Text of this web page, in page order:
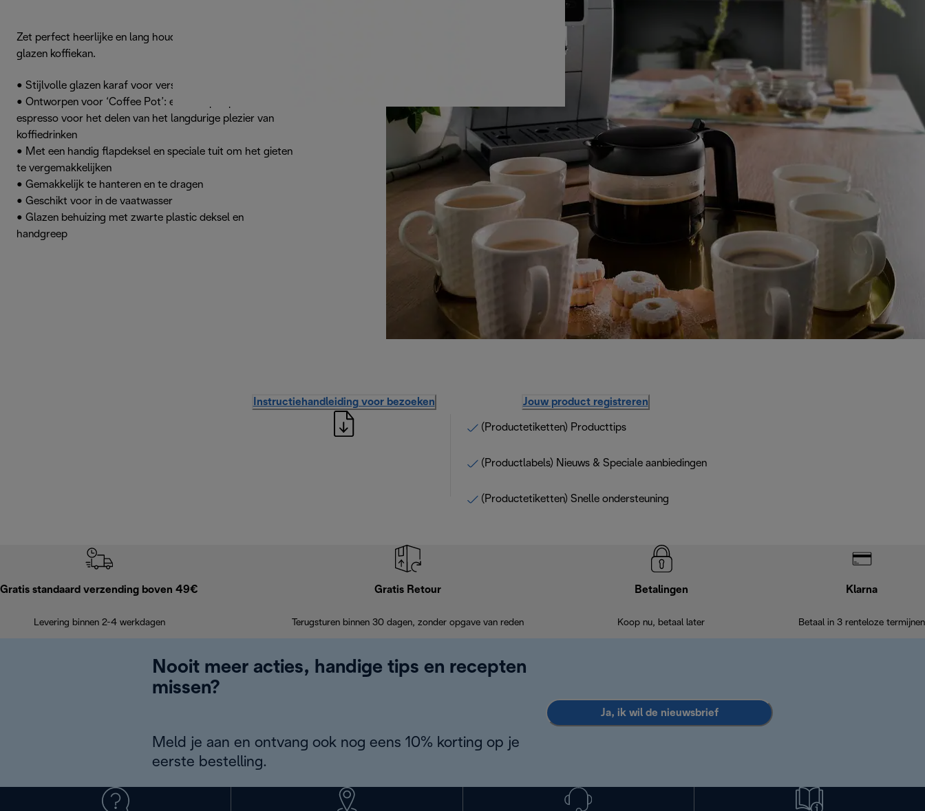
Zet perfect heerlijke en lang houdbare koffie met deze
glazen koffiekan.
• Stijlvolle glazen karaf voor verse koffie
• Ontworpen voor ‘Coffee Pot’: een recept op basis van
espresso voor het delen van het langdurige plezier van
koffiedrinken
• Met een handig flapdeksel en speciale tuit om het gieten
te vergemakkelijken
• Gemakkelijk te hanteren en te dragen
• Geschikt voor in de vaatwasser
• Glazen behuizing met zwarte plastic deksel en
handgreep
Instructiehandleiding voor bezoeken Jouw product registreren
(Productetiketten) Producttips
(Productlabels) Nieuws & Speciale aanbiedingen
(Productetiketten) Snelle ondersteuning
Gratis standaard verzending boven 49€
Levering binnen 2-4 werkdagen
Gratis Retour
Terugsturen binnen 30 dagen, zonder opgave van reden
Betalingen
Koop nu, betaal later
Klarna
Betaal in 3 renteloze termijnen
Nooit meer acties, handige tips en recepten
missen?
Meld je aan en ontvang ook nog eens 10% korting op je
eerste bestelling.
Ja, ik wil de nieuwsbrief